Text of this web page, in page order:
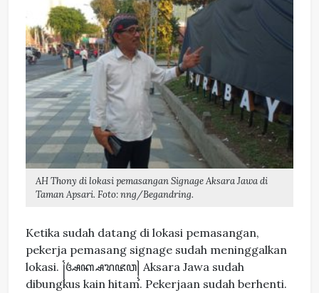
AH Thony di lokasi pemasangan Signage Aksara Jawa di
Taman Apsari. Foto: nng/Begandring.
Ketika sudah datang di lokasi pemasangan,
pekerja pemasang signage sudah meninggalkan
lokasi. ꧌ꦄꦏ꧀ꦱꦫꦗꦮ꧍ Aksara Jawa sudah
dibungkus kain hitam. Pekerjaan sudah berhenti.